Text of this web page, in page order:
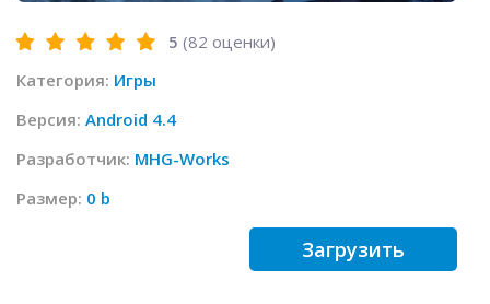
5 (82 оценки)
Категория: Игры
Версия: Android 4.4
Разработчик: MHG-Works
Размер: 0 b
Загрузить